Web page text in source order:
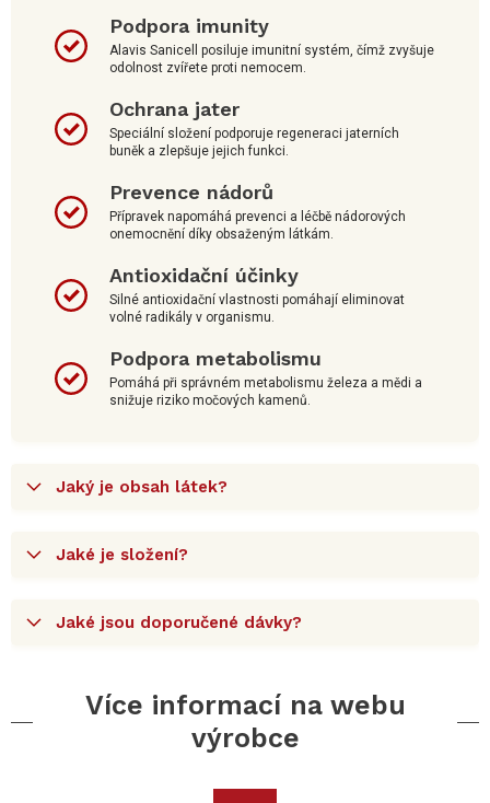
Podpora imunity
Alavis Sanicell posiluje imunitní systém, čímž zvyšuje
odolnost zvířete proti nemocem.
Ochrana jater
Speciální složení podporuje regeneraci jaterních
buněk a zlepšuje jejich funkci.
Prevence nádorů
Přípravek napomáhá prevenci a léčbě nádorových
onemocnění díky obsaženým látkám.
Antioxidační účinky
Silné antioxidační vlastnosti pomáhají eliminovat
volné radikály v organismu.
Podpora metabolismu
Pomáhá při správném metabolismu železa a mědi a
snižuje riziko močových kamenů.
Jaký je obsah látek?
Jaké je složení?
Jaké jsou doporučené dávky?
Více informací na webu
výrobce